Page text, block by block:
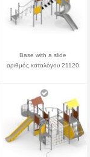
Base with a slide
αριθμός καταλόγου 21120